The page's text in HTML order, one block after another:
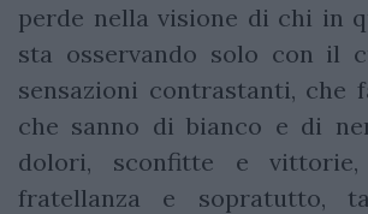
perde nella visione di chi in
sta osservando solo con il
sensazioni contrastanti, che
che sanno di bianco e di
dolori, sconfitte e
fratellanza e sopratutto,